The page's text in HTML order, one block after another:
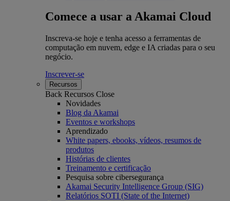
Comece a usar a Akamai Cloud
Inscreva-se hoje e tenha acesso a ferramentas de
computação em nuvem, edge e IA criadas para o seu
negócio.
Inscrever-se
Recursos
Back Recursos Close
Novidades
Blog da Akamai
Eventos e workshops
Aprendizado
White papers, ebooks, vídeos, resumos de
produtos
Histórias de clientes
Treinamento e certificação
Pesquisa sobre cibersegurança
Akamai Security Intelligence Group (SIG)
Relatórios SOTI (State of the Internet)